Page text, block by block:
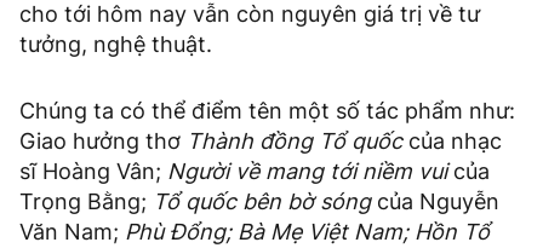
cho tới hôm nay vẫn còn nguyên giá trị về tư
tưởng, nghệ thuật.
Chúng ta có thể điểm tên một số tác phẩm như:
Giao hưởng thơ Thành đồng Tổ quốccủa nhạc
sĩ Hoàng Vân; Người về mang tới niềm vuicủa
Trọng Bằng; Tổ quốc bên bờ sóng của Nguyễn
Văn Nam; Phù Đổng; Bà Mẹ Việt Nam; Hồn Tổ